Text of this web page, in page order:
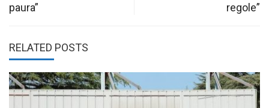
paura”
regole”
RELATED POSTS